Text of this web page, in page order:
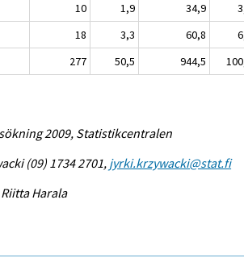
10 1,9 34,9
18 3,3 60,8
277 50,5 944,5
2009, Statistikcentralen
(09) 1734 2701, jyrki.krzywacki@stat.fi
Harala